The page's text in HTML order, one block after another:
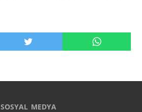
SOSYAL MEDYA